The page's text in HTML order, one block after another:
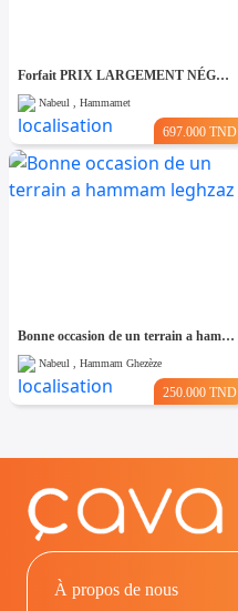
Forfait PRIX LARGEMENT NÉGOCIABLE Terrain de 8200m² entièrement clôturé à HAMMAMET
Nabeul , Hammamet
697.000 TND
Bonne occasion de un terrain a hammam leghzaz
Nabeul , Hammam Ghezèze
250.000 TND
À propos de nous